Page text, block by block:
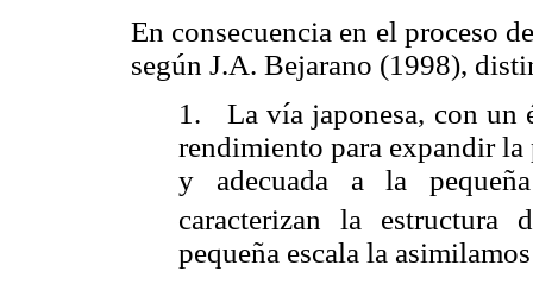
En consecuencia en el proceso
según J.A. Bejarano (1998),
1.
La vía japonesa, con
rendimiento para expandir
y adecuada a la
caracterizan la estructura
pequeña escala la